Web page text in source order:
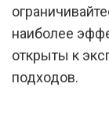
наиболее
открыты к
подходов.